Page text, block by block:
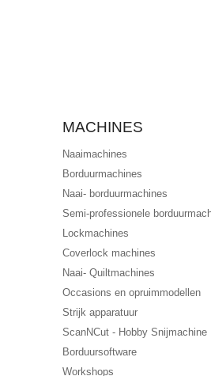
MACHINES
Naaimachines
Borduurmachines
Naai- borduurmachines
Semi-professionele
Lockmachines
Coverlock machines
Naai- Quiltmachines
Occasions en opruimmodellen
Strijk apparatuur
ScanNCut - Hobby Snijmachine
Borduursoftware
Workshops